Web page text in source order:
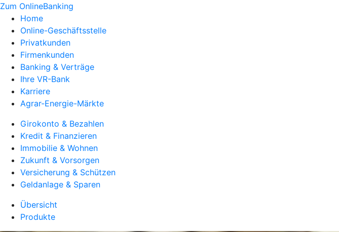
Zum OnlineBanking
Home
Online-Geschäftsstelle
Privatkunden
Firmenkunden
Banking & Verträge
Ihre VR-Bank
Karriere
Agrar-Energie-Märkte
Girokonto & Bezahlen
Kredit & Finanzieren
Immobilie & Wohnen
Zukunft & Vorsorgen
Versicherung & Schützen
Geldanlage & Sparen
Übersicht
Produkte